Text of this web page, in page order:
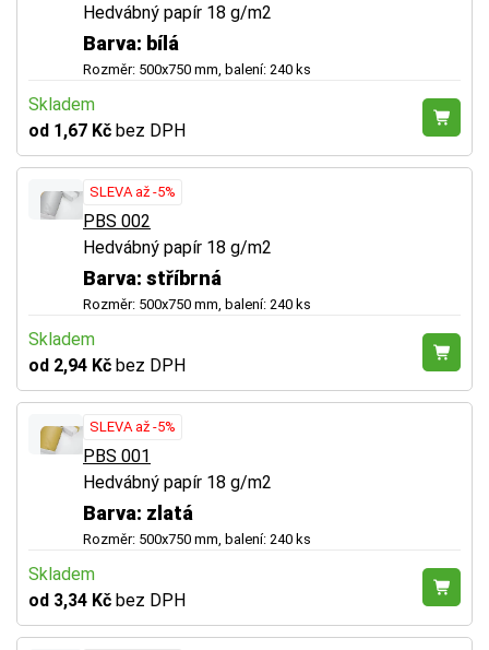
Hedvábný papír 18 g/m2
Barva: bílá
Rozměr: 500x750 mm, balení: 240 ks
Skladem
od 1,67 Kč bez DPH
SLEVA až -5%
PBS 002
Hedvábný papír 18 g/m2
Barva: stříbrná
Rozměr: 500x750 mm, balení: 240 ks
Skladem
od 2,94 Kč bez DPH
SLEVA až -5%
PBS 001
Hedvábný papír 18 g/m2
Barva: zlatá
Rozměr: 500x750 mm, balení: 240 ks
Skladem
od 3,34 Kč bez DPH